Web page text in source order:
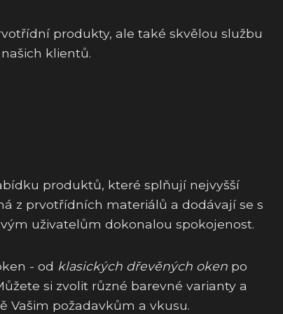
produkty, ale také skvělou službu
klientů.
produktů, které splňují nejvyšší
z prvotřídních materiálů a dodávají se s
uživatelům dokonalou spokojenost.
- od klasických dřevěných oken po
si zvolit různé barevné varianty a
Vašim požadavkům a vkusu.